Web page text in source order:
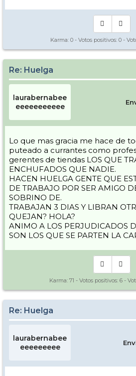
Karma: 0 - Votos positivos: 0 -
Re: Huelga
laurabernabee
eeeeeeeeeee
Lo que mas gracia me hace de
puteado a currantes como
gerentes de tiendas LOS QUE
ENCHUFADOS QUE NADIE.
HACEN HUELGA GENTE QUE
DE TRABAJO POR SER AMIGO
SOBRINO DE.
TRABAJAN 3 DIAS Y LIBRAN
QUEJAN? HOLA?
ANIMO A LOS PERJUDICADOS
SON LOS QUE SE PARTEN LA
Karma: 71 - Votos positivos: 6 -
Re: Huelga
laurabernabee
eeeeeeeee